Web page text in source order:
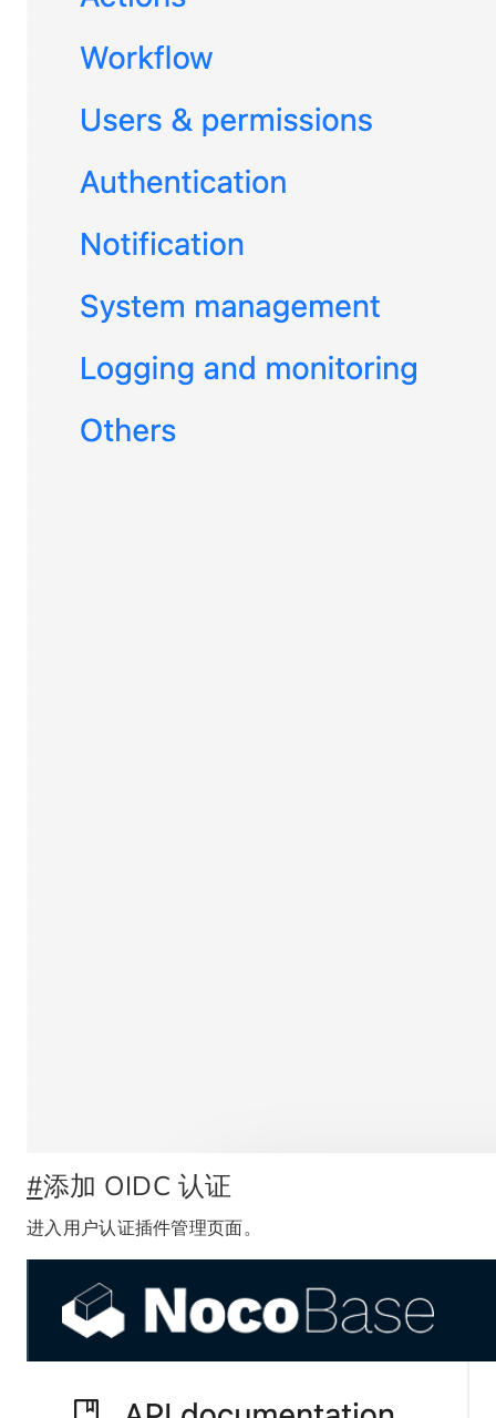
#添加 OIDC 认证
进入用户认证插件管理页面。